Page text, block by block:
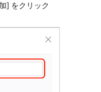
] をクリック